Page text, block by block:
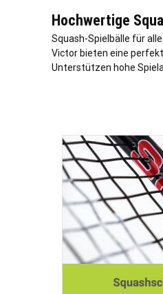
Hochwertige
Squash-Spielbälle für
Victor bieten eine
Unterstützen hohe